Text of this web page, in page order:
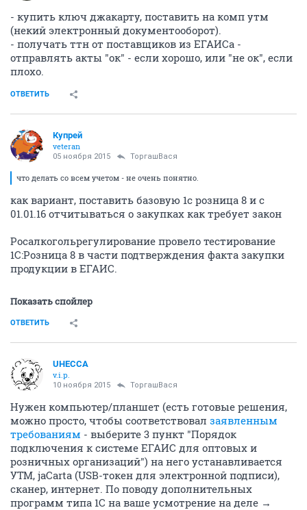
- купить ключ джакарту, поставить на комп утм
(некий электронный документооборот).
- получать ттн от поставщиков из ЕГАИСа -
отправлять акты "ок" - если хорошо, или "не ок", если
плохо.
ОТВЕТИТЬ
Купрей
veteran
05 ноября 2015 ТоргашВася
что делать со всем учетом - не очень понятно.
как вариант, поставить базовую 1с розница 8 и с
01.01.16 отчитываться о закупках как требует закон
Росалкогольрегулирование провело тестирование
1С:Розница 8 в части подтверждения факта закупки
продукции в ЕГАИС.
Показать спойлер
ОТВЕТИТЬ
UHECCA
v.i.p.
10 ноября 2015 ТоргашВася
Нужен компьютер/планшет (есть готовые решения,
можно просто, чтобы соответствовал заявленным
требованиям - выберите 3 пункт "Порядок
подключения к системе ЕГАИС для оптовых и
розничных организаций") на него устанавливается
УТМ, jaCarta (USB-токен для электронной подписи),
сканер, интернет. По поводу дополнительных
программ типа 1С на ваше усмотрение на деле →